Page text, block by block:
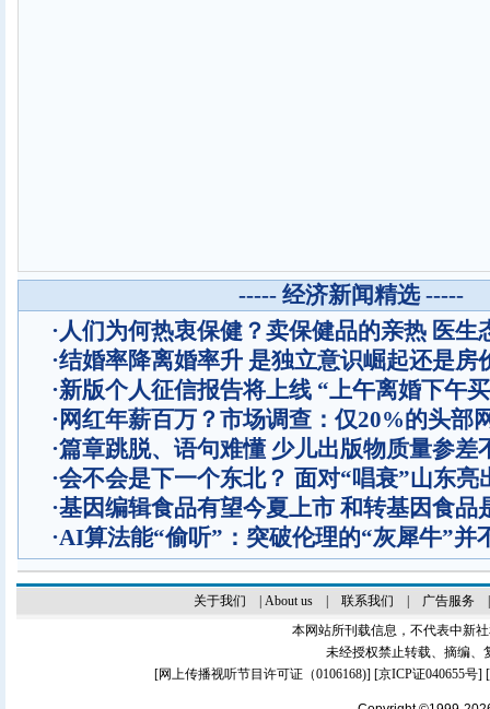
----- 经济新闻精选 -----
·人们为何热衷保健？卖保健品的亲热 医生
·结婚率降离婚率升 是独立意识崛起还是房
·新版个人征信报告将上线 “上午离婚下午
· 网红年薪百万？市场调查：仅20%的头部
·篇章跳脱、语句难懂 少儿出版物质量参差
·会不会是下一个东北？ 面对“唱衰”山东亮
·基因编辑食品有望今夏上市 和转基因食品
·AI算法能“偷听”：突破伦理的“灰犀牛”并
关于我们 About us| 联系我们 广告服务
本网站所刊载信息，不代表中新
未经授权禁止转载、摘编、
[网上传播视听节目许可证（0106168)] [京ICP证040655号]